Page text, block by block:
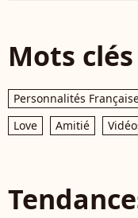
Mots clés
Personnalités
Love
Amitié